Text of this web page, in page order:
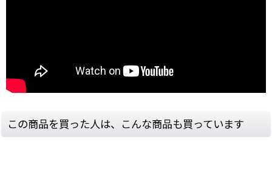
この商品を買った人は、こんな商品も買っています